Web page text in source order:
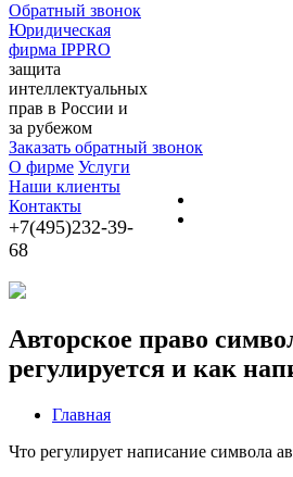
Обратный звонок
Юридическая
фирма IPPRO
защита
интеллектуальных
прав в России и
за рубежом
Заказать обратный звонок
О фирме Услуги
Наши клиенты
Контакты
+7(495)232-39-
68
Авторское право
регулируется и как
Главная
Что регулирует написание символа